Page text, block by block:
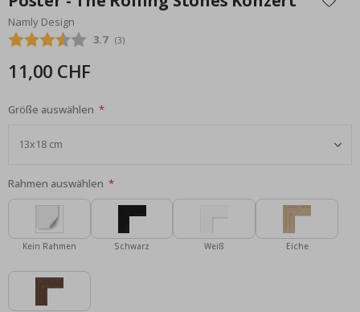
der
Bildgalerie
springen
Namly Design
Durchschnittliche Bewertung:
3.7 (abgegebene bewertungen:
3)
11,00 CHF
Größe auswählen
Rahmen auswählen
Kein Rahmen Schwarz Weiß Eiche